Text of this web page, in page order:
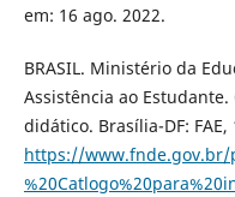
em: 16 ago. 2022.
BRASIL. Ministério da
Assistência ao
didático. Brasília-DF:
https://www.fnde.gov.br/